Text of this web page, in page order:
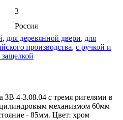
3
Россия
, для деревянной двери, для
производства, с ручкой и
ЗВ 4-3.08.04 с тремя ригелями в
механизмом 60мм
- 85мм. Цвет: хром